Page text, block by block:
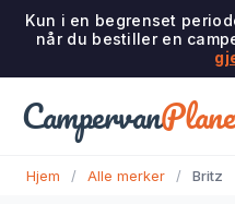
Kun i en begrenset
når du bestiller en
Campervan
Hjem / Alle merker / Britz